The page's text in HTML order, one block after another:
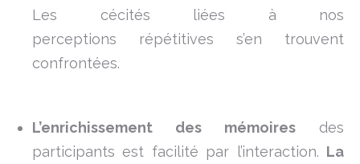
Les cécités liées à nos
perceptions répétitives s’en trouvent
confrontées.
L’enrichissement des mémoires des
participants est facilité par l’interaction. La